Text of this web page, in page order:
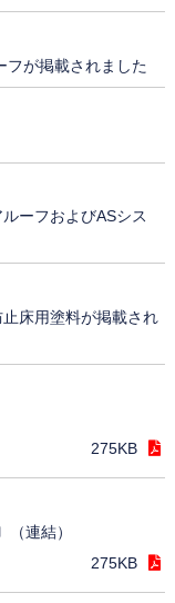
フが掲載されました
ーフおよびASシス
床用塗料が掲載され
275KB
連結）
275KB